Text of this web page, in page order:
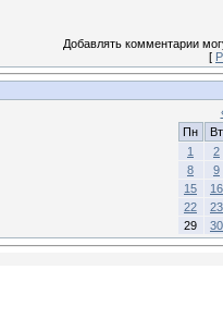
Добавлять комментарии
[
Пн
Вт
1
2
8
9
15
16
22
23
29
30